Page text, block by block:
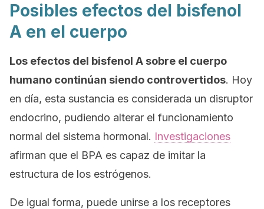
Posibles efectos del bisfenol
A en el cuerpo
Los efectos del bisfenol A sobre el cuerpo
humano continúan siendo controvertidos. Hoy
en día, esta sustancia es considerada un disruptor
endocrino, pudiendo alterar el funcionamiento
normal del sistema hormonal. Investigaciones
afirman que el BPA es capaz de imitar la
estructura de los estrógenos.
De igual forma, puede unirse a los receptores